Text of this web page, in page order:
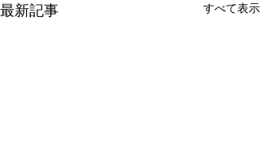
最新記事 すべて表示